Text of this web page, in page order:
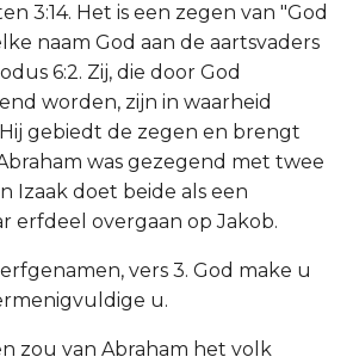
3:14. Het is een zegen van "God
naam God aan de aartsvaders
6:2. Zij, die door God
worden, zijn in waarheid
gebiedt de zegen en brengt
was gezegend met twee
Izaak doet beide als een
erfdeel overgaan op Jakob.
vers 3. God make u
u.
zou van Abraham het volk